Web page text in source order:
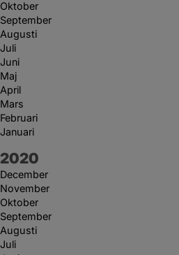
Oktober
September
Augusti
Juli
Juni
Maj
April
Mars
Februari
Januari
År:
2020
December
November
Oktober
September
Augusti
Juli